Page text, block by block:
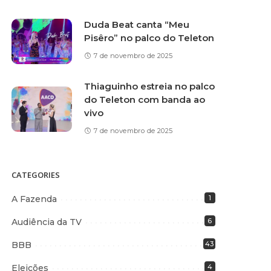
Duda Beat canta “Meu
Pisêro” no palco do Teleton
7 de novembro de 2025
Thiaguinho estreia no palco
do Teleton com banda ao
vivo
7 de novembro de 2025
CATEGORIES
A Fazenda 1
Audiência da TV 6
BBB 43
Eleições 4